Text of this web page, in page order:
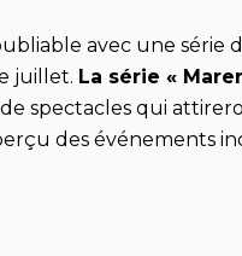
avec une série
juillet. La série «
spectacles qui
des événements